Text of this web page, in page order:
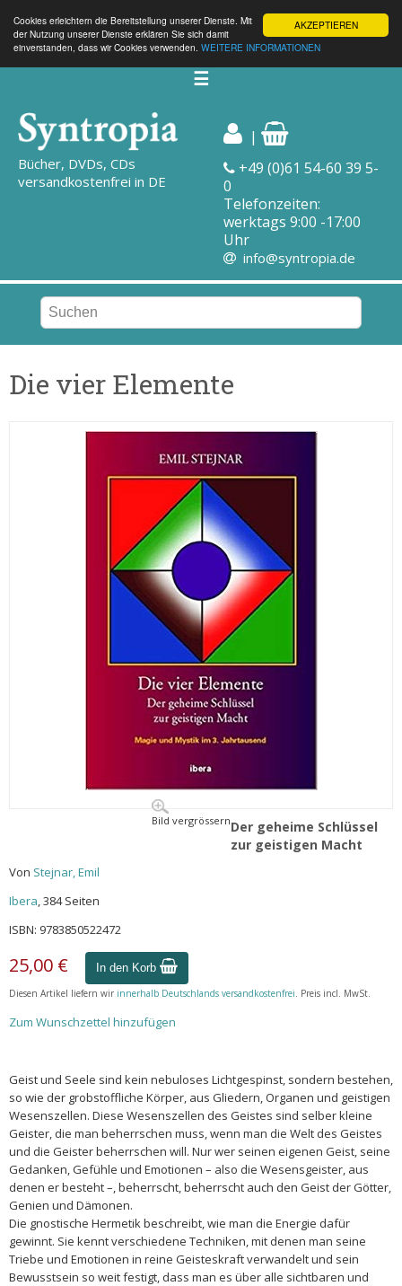
AKZEPTIEREN
Cookies erleichtern die Bereitstellung unserer Dienste. Mit
der Nutzung unserer Dienste erklären Sie sich damit
einverstanden, dass wir Cookies verwenden. WEITERE INFORMATIONEN
☰
Bücher, DVDs, CDs
versandkostenfrei in DE
|
+49 (0)61 54-60 39 5-
0
Telefonzeiten:
werktags 9:00 -17:00
Uhr
info@syntropia.de
Die vier Elemente
Bild vergrössernDer geheime Schlüssel
zur geistigen Macht
Von Stejnar, Emil
Ibera, 384 Seiten
ISBN: 9783850522472
25,00 € In den Korb
Diesen Artikel liefern wir innerhalb Deutschlands versandkostenfrei. Preis incl. MwSt.
Zum Wunschzettel hinzufügen
Geist und Seele sind kein nebuloses Lichtgespinst, sondern bestehen,
so wie der grobstoffliche Körper, aus Gliedern, Organen und geistigen
Wesenszellen. Diese Wesenszellen des Geistes sind selber kleine
Geister, die man beherrschen muss, wenn man die Welt des Geistes
und die Geister beherrschen will. Nur wer seinen eigenen Geist, seine
Gedanken, Gefühle und Emotionen – also die Wesensgeister, aus
denen er besteht –, beherrscht, beherrscht auch den Geist der Götter,
Genien und Dämonen.
Die gnostische Hermetik beschreibt, wie man die Energie dafür
gewinnt. Sie kennt verschiedene Techniken, mit denen man seine
Triebe und Emotionen in reine Geisteskraft verwandelt und sein
Bewusstsein so weit festigt, dass man es über alle sichtbaren und